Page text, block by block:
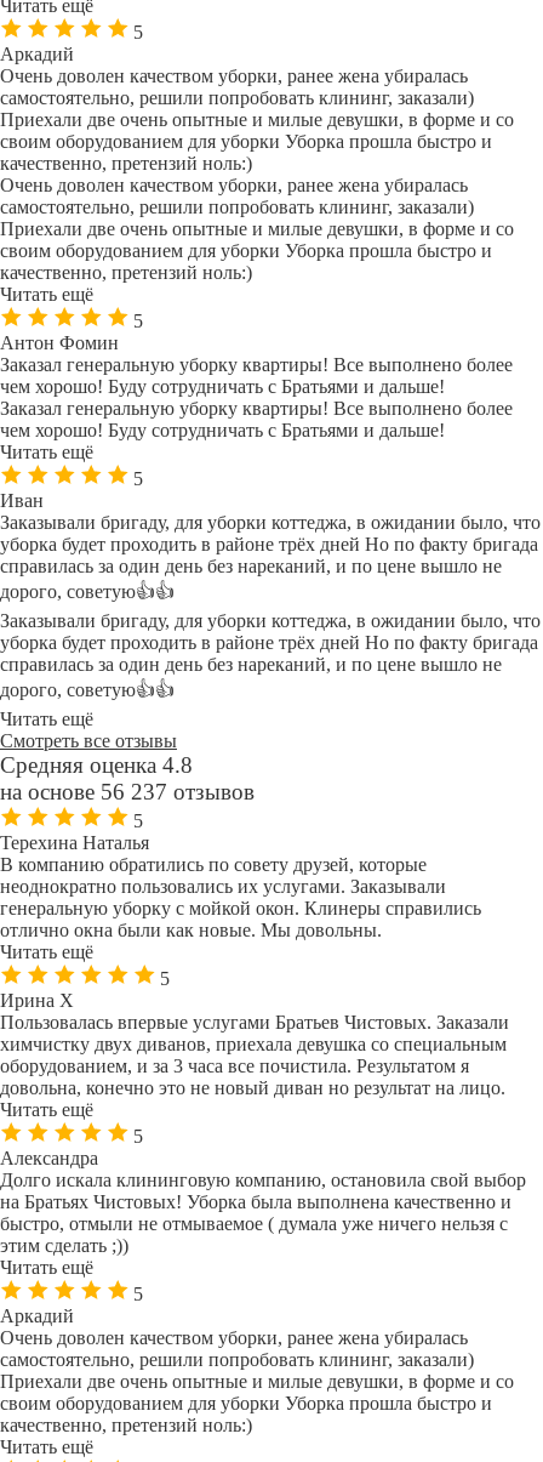
Читать ещё
5
Аркадий
Очень доволен качеством уборки, ранее жена убиралась
самостоятельно, решили попробовать клининг, заказали)
Приехали две очень опытные и милые девушки, в форме и со
своим оборудованием для уборки Уборка прошла быстро и
качественно, претензий ноль:)
Очень доволен качеством уборки, ранее жена убиралась
самостоятельно, решили попробовать клининг, заказали)
Приехали две очень опытные и милые девушки, в форме и со
своим оборудованием для уборки Уборка прошла быстро и
качественно, претензий ноль:)
Читать ещё
5
Антон Фомин
Заказал генеральную уборку квартиры! Все выполнено более
чем хорошо! Буду сотрудничать с Братьями и дальше!
Заказал генеральную уборку квартиры! Все выполнено более
чем хорошо! Буду сотрудничать с Братьями и дальше!
Читать ещё
5
Иван
Заказывали бригаду, для уборки коттеджа, в ожидании было, что
уборка будет проходить в районе трёх дней Но по факту бригада
справилась за один день без нареканий, и по цене вышло не
дорого, советую👍👍
Заказывали бригаду, для уборки коттеджа, в ожидании было, что
уборка будет проходить в районе трёх дней Но по факту бригада
справилась за один день без нареканий, и по цене вышло не
дорого, советую👍👍
Читать ещё
Смотреть все отзывы
Средняя оценка 4.8
на основе 56 237 отзывов
5
Терехина Наталья
В компанию обратились по совету друзей, которые
неоднократно пользовались их услугами. Заказывали
генеральную уборку с мойкой окон. Клинеры справились
отлично окна были как новые. Мы довольны.
Читать ещё
5
Ирина Х
Пользовалась впервые услугами Братьев Чистовых. Заказали
химчистку двух диванов, приехала девушка со специальным
оборудованием, и за 3 часа все почистила. Результатом я
довольна, конечно это не новый диван но результат на лицо.
Читать ещё
5
Александра
Долго искала клининговую компанию, остановила свой выбор
на Братьях Чистовых! Уборка была выполнена качественно и
быстро, отмыли не отмываемое ( думала уже ничего нельзя с
этим сделать ;))
Читать ещё
5
Аркадий
Очень доволен качеством уборки, ранее жена убиралась
самостоятельно, решили попробовать клининг, заказали)
Приехали две очень опытные и милые девушки, в форме и со
своим оборудованием для уборки Уборка прошла быстро и
качественно, претензий ноль:)
Читать ещё